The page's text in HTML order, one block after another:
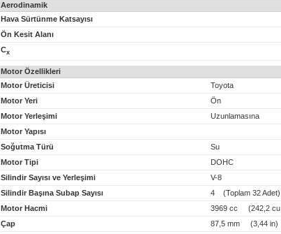
Aerodinamik
Hava Sürtünme Katsayısı
Ön Kesit Alanı
Cx
Motor Özellikleri
Motor Üreticisi
Toyota
Motor Yeri
Ön
Motor Yerleşimi
Uzunlamasına
Motor Yapısı
Soğutma Türü
Su
Motor Tipi
DOHC
Silindir Sayısı ve Yerleşimi
V-8
Silindir Başına Subap Sayısı
4 (Toplam 32 Adet)
Motor Hacmi
3969 cc (242,2 cu
Çap
87,5 mm (3,44 in)